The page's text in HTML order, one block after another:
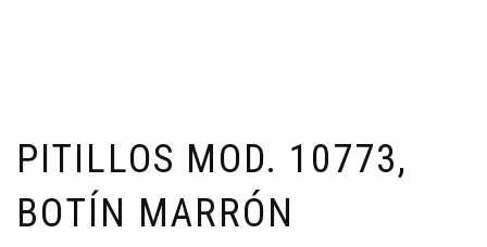
PITILLOS MOD. 10773,
BOTÍN MARRÓN